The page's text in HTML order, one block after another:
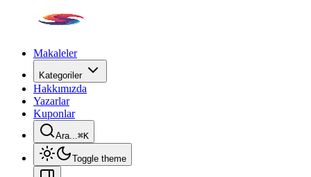
Makaleler
Kategoriler
Hakkımızda
Yazarlar
Kuponlar
Ara...⌘K
Toggle theme